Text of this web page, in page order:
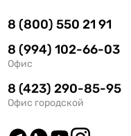
8 (800) 550 21 91
8 (994) 102-66-03
Офис
8 (423) 290-85-95
Офис городской